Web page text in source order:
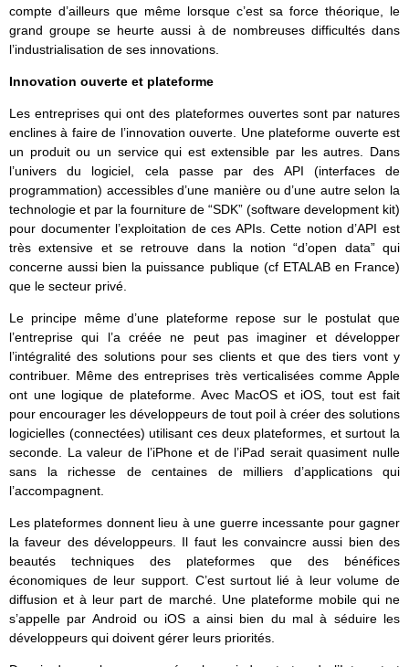
compte d’ailleurs que même lorsque c’est sa force théorique, le
grand groupe se heurte aussi à de nombreuses difficultés dans
l’industrialisation de ses innovations.
Innovation ouverte et plateforme
Les entreprises qui ont des plateformes ouvertes sont par natures
enclines à faire de l’innovation ouverte. Une plateforme ouverte est
un produit ou un service qui est extensible par les autres. Dans
l’univers du logiciel, cela passe par des API (interfaces de
programmation) accessibles d’une manière ou d’une autre selon la
technologie et par la fourniture de “SDK” (software development kit)
pour documenter l’exploitation de ces APIs. Cette notion d’API est
très extensive et se retrouve dans la notion “d’open data” qui
concerne aussi bien la puissance publique (cf ETALAB en France)
que le secteur privé.
Le principe même d’une plateforme repose sur le postulat que
l’entreprise qui l’a créée ne peut pas imaginer et développer
l’intégralité des solutions pour ses clients et que des tiers vont y
contribuer. Même des entreprises très verticalisées comme Apple
ont une logique de plateforme. Avec MacOS et iOS, tout est fait
pour encourager les développeurs de tout poil à créer des solutions
logicielles (connectées) utilisant ces deux plateformes, et surtout la
seconde. La valeur de l’iPhone et de l’iPad serait quasiment nulle
sans la richesse de centaines de milliers d’applications qui
l’accompagnent.
Les plateformes donnent lieu à une guerre incessante pour gagner
la faveur des développeurs. Il faut les convaincre aussi bien des
beautés techniques des plateformes que des bénéfices
économiques de leur support. C’est surtout lié à leur volume de
diffusion et à leur part de marché. Une plateforme mobile qui ne
s’appelle par Android ou iOS a ainsi bien du mal à séduire les
développeurs qui doivent gérer leurs priorités.